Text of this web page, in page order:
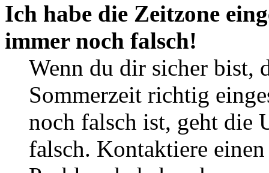
Ich habe die Zeitzone
immer noch falsch!
Wenn du dir sicher bist,
Sommerzeit richtig
noch falsch ist, geht die
falsch. Kontaktiere